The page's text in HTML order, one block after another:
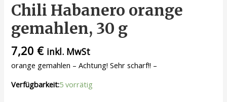
Chili Habanero orange
gemahlen, 30 g
7,20 € inkl. MwSt
orange gemahlen – Achtung! Sehr scharf!! –
Verfügbarkeit:5 vorrätig